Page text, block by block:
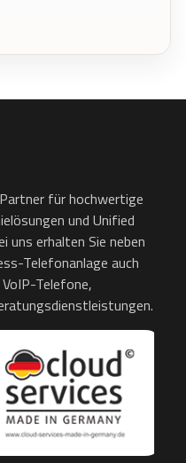
für hochwertige
und Unified
uns erhalten Sie neben
Telefonanlage auch
Telefone,